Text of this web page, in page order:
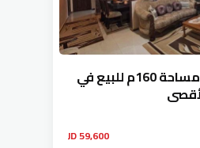
شقة طابق أول مساحة 160م للبيع في
59,600 JD